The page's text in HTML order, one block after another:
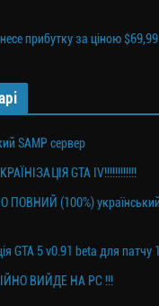
прибутку за ціною
SAMP сервер
GTA IV!!!!!!!!!!!!
(100%) український
GTA 5 v0.91 beta для патчу
ВИЙДЕ НА PC !!!